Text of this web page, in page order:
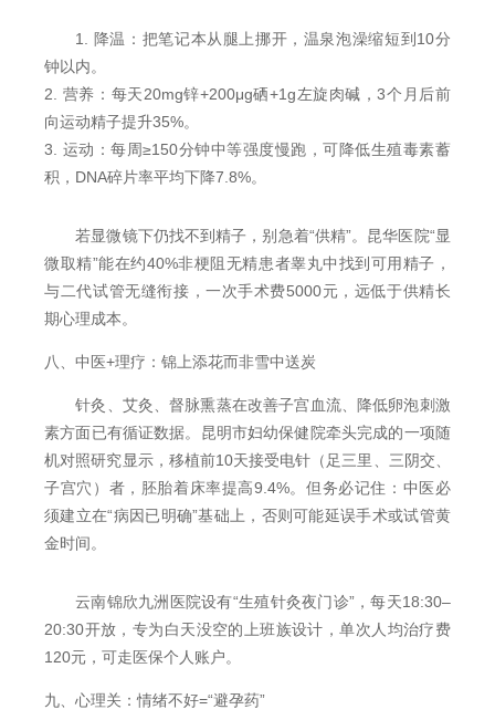
1. 降温：把笔记本从腿上挪开，温泉泡澡缩短到10分
钟以内。
2. 营养：每天20mg锌+200μg硒+1g左旋肉碱，3个月后前
向运动精子提升35%。
3. 运动：每周≥150分钟中等强度慢跑，可降低生殖毒素蓄
积，DNA碎片率平均下降7.8%。
若显微镜下仍找不到精子，别急着“供精”。昆华医院“显
微取精”能在约40%非梗阻无精患者睾丸中找到可用精子，
与二代试管无缝衔接，一次手术费5000元，远低于供精长
期心理成本。
八、中医+理疗：锦上添花而非雪中送炭
针灸、艾灸、督脉熏蒸在改善子宫血流、降低卵泡刺激
素方面已有循证数据。昆明市妇幼保健院牵头完成的一项随
机对照研究显示，移植前10天接受电针（足三里、三阴交、
子宫穴）者，胚胎着床率提高9.4%。但务必记住：中医必
须建立在“病因已明确”基础上，否则可能延误手术或试管黄
金时间。
云南锦欣九洲医院设有“生殖针灸夜门诊”，每天18:30–
20:30开放，专为白天没空的上班族设计，单次人均治疗费
120元，可走医保个人账户。
九、心理关：情绪不好=“避孕药”